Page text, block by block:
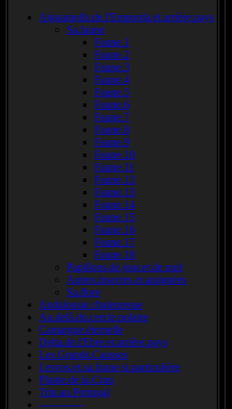
Aiguamolls.de.l'Emporda.et.arrière.pays
Sa.faune
Faune.1
Faune.2
Faune.3
Faune.4
Faune.5
Faune.6
Faune.7
Faune.8
Faune.9
Faune.10
Faune.11
Faune.12
Faune.13
Faune.14
Faune.15
Faune.16
Faune.17
Faune.18
Papillons.de.jour.et.de.nuit
Autres.insectes.et.araignées
Sa.flore
Andalousie.chaleureuse
Au.delà.du.cercle.polaire
Camargue.éternelle
Delta.de.l'Ebre.et.arrière.pays
Les.Grands.Causses
Lesvos.et.sa.faune.si.particulière
Plaine.de.la.Crau
Trip.au.Portugal
-------------